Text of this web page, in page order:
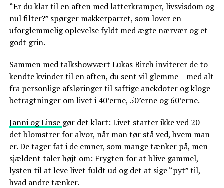
“Er du klar til en aften med latterkramper, livsvisdom og
nul filter?” spørger makkerparret, som lover en
uforglemmelig oplevelse fyldt med ægte nærvær og et
godt grin.
Sammen med talkshowvært Lukas Birch inviterer de to
kendte kvinder til en aften, du sent vil glemme – med alt
fra personlige afsløringer til saftige anekdoter og kloge
betragtninger om livet i 40’erne, 50’erne og 60’erne.
Janni og Linse gør det klart: Livet starter ikke ved 20 –
det blomstrer for alvor, når man tør stå ved, hvem man
er. De tager fat i de emner, som mange tænker på, men
sjældent taler højt om: Frygten for at blive gammel,
lysten til at leve livet fuldt ud og det at sige “pyt” til,
hvad andre tænker.